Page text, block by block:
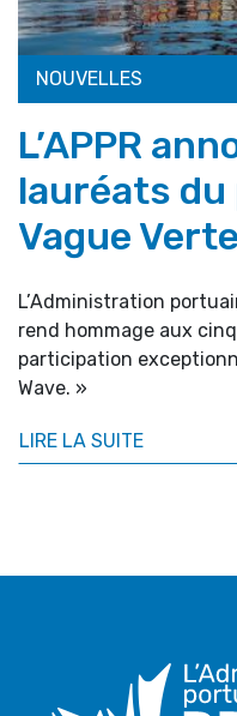
NOUVELLES
L’APPR
lauréats du
Vague
L’Administration
rend hommage aux
participation
Wave. »
LIRE LA SUITE